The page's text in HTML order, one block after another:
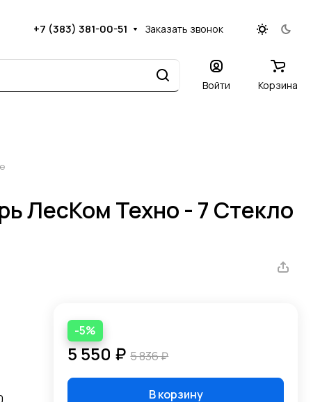
+7 (383) 381-00-51 Заказать звонок
Войти Корзина
ЛесКом Техно - 7 Стекло
-5%
5 550 ₽ 5 836 ₽
В корзину